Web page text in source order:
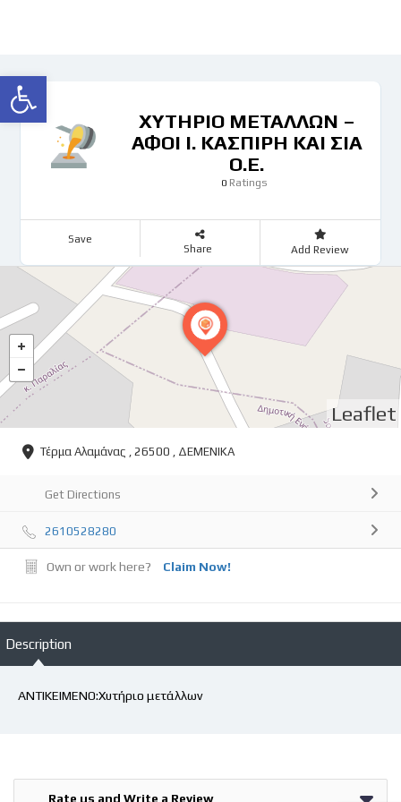
Ανοίξτε τη γραμμή εργαλείων
ΧΥΤΗΡΙΟ ΜΕΤΑΛΛΩΝ –
ΑΦΟΙ Ι. ΚΑΣΠΙΡΗ ΚΑΙ ΣΙΑ
Ο.Ε.
0Ratings
Save
Share Add Review
Leaflet
Τέρμα Αλαμάνας , 26500 , ΔΕΜΕΝΙΚΑ
Get Directions
2610528280
Own or work here? Claim Now!
Description
ΑΝΤΙΚΕΙΜΕΝΟ:Χυτήριο μετάλλων
Rate us and Write a Review